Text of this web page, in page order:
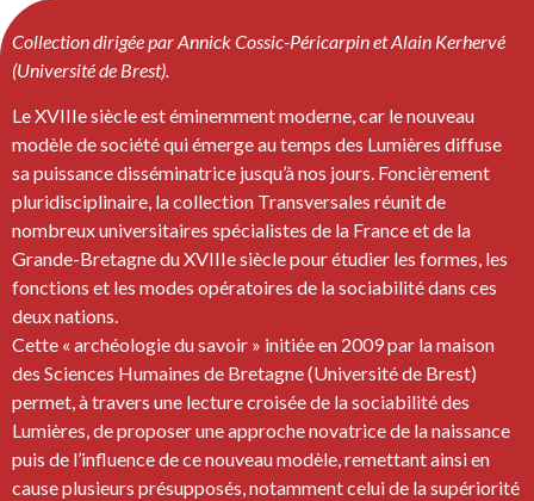
Collection dirigée par Annick Cossic-Péricarpinet Alain Kerhervé
(Université de Brest).
Le XVIIIe siècle est éminemment moderne, car le nouveau
modèle de société qui émerge au temps des Lumières diffuse
sa puissance disséminatrice jusqu’à nos jours. Foncièrement
pluridisciplinaire, la collection Transversales réunit de
nombreux universitaires spécialistes de la France et de la
Grande-Bretagne du XVIIIe siècle pour étudier les formes, les
fonctions et les modes opératoires de la sociabilité dans ces
deux nations.
Cette « archéologie du savoir » initiée en 2009 par la maison
des Sciences Humaines de Bretagne (Université de Brest)
permet, à travers une lecture croisée de la sociabilité des
Lumières, de proposer une approche novatrice de la naissance
puis de l’influence de ce nouveau modèle, remettant ainsi en
cause plusieurs présupposés, notamment celui de la supériorité